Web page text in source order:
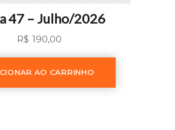
47 – Julho/2026
R$ 190,00
AO CARRINHO